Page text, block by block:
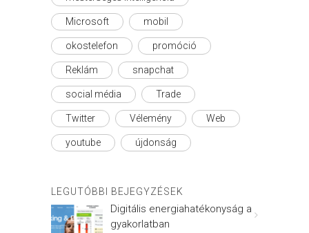
Microsoft mobil
okostelefon promóció
Reklám snapchat
social média Trade
Twitter Vélemény Web
youtube újdonság
LEGUTÓBBI BEJEGYZÉSEK
Digitális energiahatékonyság a
gyakorlatban